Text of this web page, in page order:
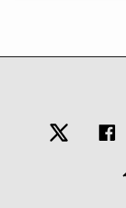
Twitter